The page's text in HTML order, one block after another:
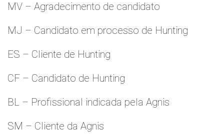
MV – Agradecimento de candidato
MJ – Candidato em processo de Hunting
ES – Cliente de Hunting
CF – Candidato de Hunting
BL – Profissional indicada pela Agnis
SM – Cliente da Agnis